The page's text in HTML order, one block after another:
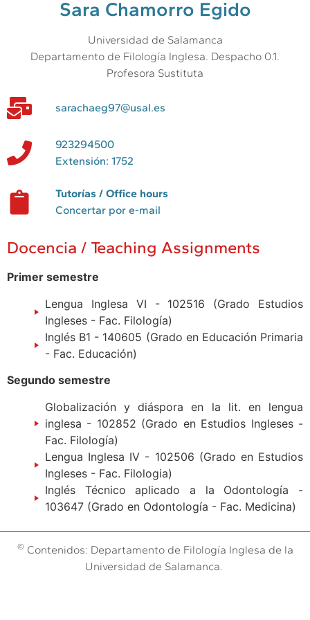
Sara Chamorro Egido
Universidad de Salamanca
Departamento de Filología Inglesa. Despacho 0.1.
Profesora Sustituta
sarachaeg97@usal.es
923294500
Extensión: 1752
Tutorías / Office hours
Concertar por e-mail
Docencia / Teaching Assignments
Primer semestre
Lengua Inglesa VI - 102516 (Grado Estudios
Ingleses - Fac. Filología)
Inglés B1 - 140605 (Grado en Educación Primaria
- Fac. Educación)
Segundo semestre
Globalización y diáspora en la lit. en lengua
inglesa - 102852 (Grado en Estudios Ingleses -
Fac. Filología)
Lengua Inglesa IV - 102506 (Grado en Estudios
Ingleses - Fac. Filologia)
Inglés Técnico aplicado a la Odontología -
103647 (Grado en Odontología - Fac. Medicina)
© Contenidos: Departamento de Filología Inglesa de la
Universidad de Salamanca.